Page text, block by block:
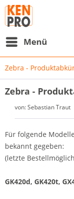
Menü
Zebra -
Zebra -
von:Sebastian Traut
Für folgende
bekannt gegeben:
(letzte
GK420d, GK420t,